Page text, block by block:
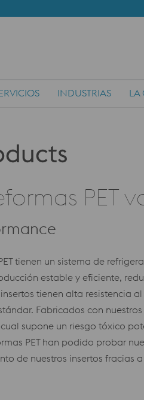
INDUSTRIAS LA
PET
tienen un sistema de
estable y eficiente,
tienen alta resistencia
Fabricados con
supone un riesgo tóxico
PET han podido probar
de nuestros insertos fracias